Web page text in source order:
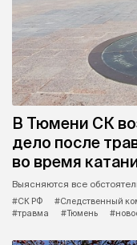
В Тюмени СК
дело после
во время
Выясняются все
#СК РФ
#Следственный
#травма
#Тюмень